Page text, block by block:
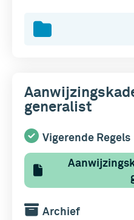
generalist
Vigerende Regels
Archief